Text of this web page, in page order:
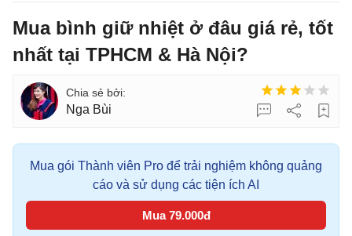
Mua bình giữ nhiệt ở đâu giá rẻ, tốt
nhất tại TPHCM & Hà Nội?
Nga Bùi
Mua gói Thành viên Pro để trải nghiệm không quảng
cáo và sử dụng các tiện ích AI
Mua 79.000đ